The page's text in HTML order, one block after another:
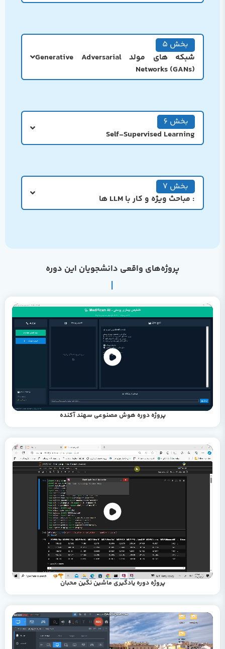
بخش 5
شبکه های مولد Generative Adversarial
Networks (GANs)
بخش 6
Self-Supervised Learning
بخش 7
: مباحث ویژه و کار با LLM ها
پروژه‌های واقعی دانشجویان این دوره
پروژه دوره هوش مصنوعی سهند آکنده
پروژه دوره یادگیری ماشین نگین محبان